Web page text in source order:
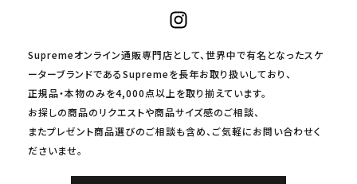
Supremeオンライン通販専門店として、世界中で有名となったスケ
ーターブランドであるSupremeを長年お取り扱いしており、
正規品・本物のみを4,000点以上を取り揃えています。
お探しの商品のリクエストや商品サイズ感のご相談、
またプレゼント商品選びのご相談も含め、ご気軽にお問い合わせく
ださいませ。